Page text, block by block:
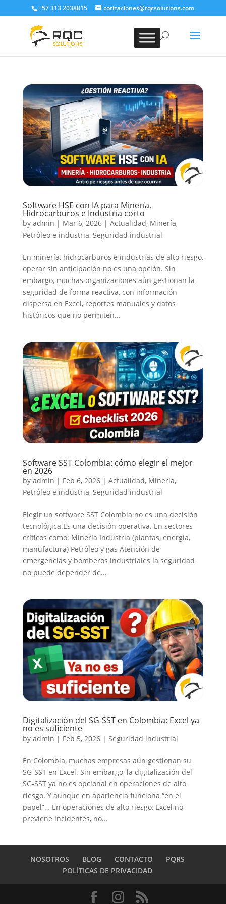
+57 313 2038815 cotizaciones@rqcsolutions.com
Software HSE con IA para Minería,
Hidrocarburos e Industria corto
by admin | Mar 6, 2026| Actualidad, Minería,
Petróleo e industria, Seguridad industrial
En minería, hidrocarburos e industrias de alto riesgo,
operar sin anticipación no es una opción. Sin
embargo, muchas organizaciones aún gestionan la
seguridad de forma reactiva, con información
dispersa en Excel, reportes manuales y datos
históricos que no permiten...
Software SST Colombia: cómo elegir el mejor
en 2026
by admin | Feb 6, 2026| Actualidad, Minería,
Petróleo e industria, Seguridad industrial
Elegir un software SST Colombia no es una decisión
tecnológica.Es una decisión operativa. En sectores
críticos como: Minería Industria (plantas, energía,
manufactura) Petróleo y gas Atención de
emergencias y bomberos industriales la seguridad
no puede depender de...
Digitalización del SG-SST en Colombia: Excel ya
no es suficiente
by admin | Feb 5, 2026| Seguridad industrial
En Colombia, muchas empresas aún gestionan su
SG-SST en Excel. Sin embargo, la digitalización del
SG-SST ya no es opcional en operaciones de alto
riesgo. Y aunque en apariencia funciona “en el
papel”… En operaciones de alto riesgo, Excel no
previene incidentes, no...
NOSOTROS BLOG CONTACTO
PQRS
POLÍTICAS DE PRIVACIDAD